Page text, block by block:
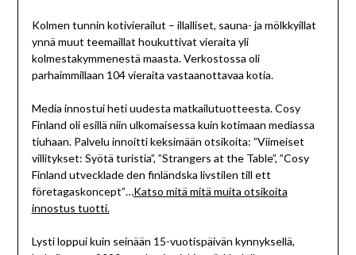
Kolmen tunnin kotivierailut – illalliset, sauna- ja mölkkyillat
ynnä muut teemaillat houkuttivat vieraita yli
kolmestakymmenestä maasta. Verkostossa oli
parhaimmillaan 104 vieraita vastaanottavaa kotia.
Media innostui heti uudesta matkailutuotteesta. Cosy
Finland oli esillä niin ulkomaisessa kuin kotimaan mediassa
tiuhaan. Palvelu innoitti keksimään otsikoita: ”Viimeiset
villitykset: Syötä turistia”, ”Strangers at the Table”, ”Cosy
Finland utvecklade den finländska livstilen till ett
företagaskoncept”…Katso mitä mitä muita otsikoita
innostus tuotti.
Lysti loppui kuin seinään 15-vuotispäivän kynnyksellä,